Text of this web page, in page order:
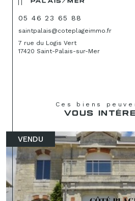
05 46 23 65 88
saintpalais@coteplageimmo.fr
7 rue du Logis Vert
17420 Saint-Palais-sur-Mer
Ces biens
VOUS
VENDU